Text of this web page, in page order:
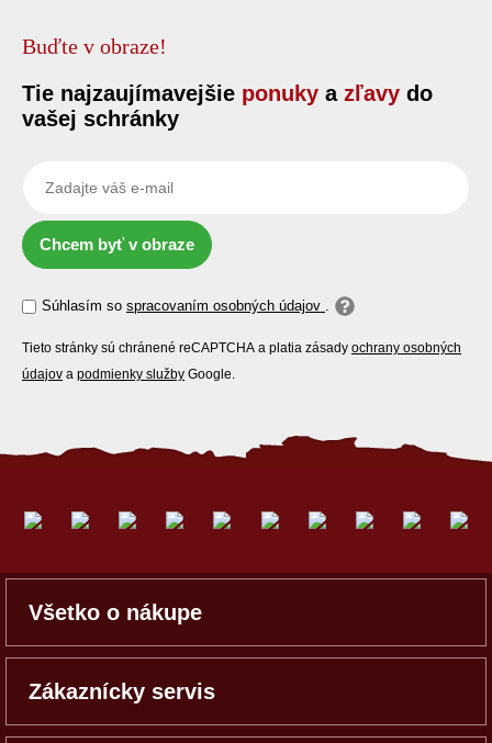
Buďte v obraze!
Tie najzaujímavejšie ponuky a zľavy do
vašej schránky
Chcem byť v obraze
Súhlasím so spracovaním osobných údajov .
Tieto stránky sú chránené reCAPTCHA a platia zásady ochrany osobných
údajov a podmienky služby Google.
Všetko o nákupe
Zákaznícky servis